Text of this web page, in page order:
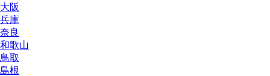
大阪
兵庫
奈良
和歌山
鳥取
島根